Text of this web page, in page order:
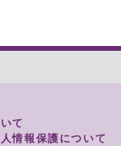
て
情報保護について